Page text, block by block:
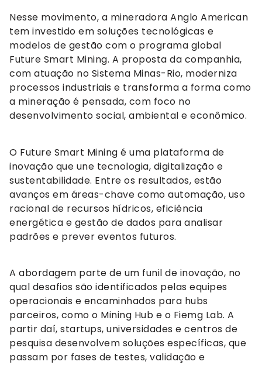
Nesse movimento, a mineradora Anglo American
tem investido em soluções tecnológicas e
modelos de gestão com o programa global
Future Smart Mining. A proposta da companhia,
com atuação no Sistema Minas-Rio, moderniza
processos industriais e transforma a forma como
a mineração é pensada, com foco no
desenvolvimento social, ambiental e econômico.
O Future Smart Mining é uma plataforma de
inovação que une tecnologia, digitalização e
sustentabilidade. Entre os resultados, estão
avanços em áreas-chave como automação, uso
racional de recursos hídricos, eficiência
energética e gestão de dados para analisar
padrões e prever eventos futuros.
A abordagem parte de um funil de inovação, no
qual desafios são identificados pelas equipes
operacionais e encaminhados para hubs
parceiros, como o Mining Hub e o Fiemg Lab. A
partir daí, startups, universidades e centros de
pesquisa desenvolvem soluções específicas, que
passam por fases de testes, validação e